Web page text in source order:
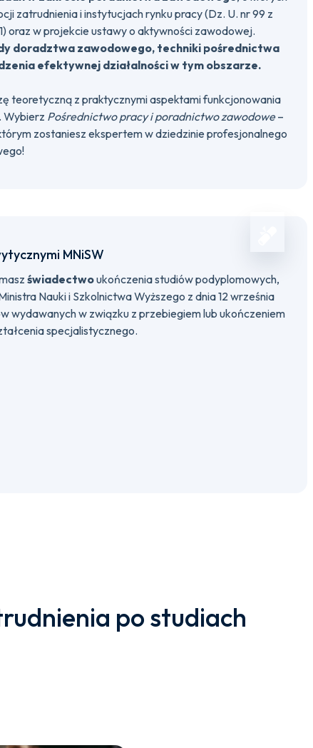
zatrudnienia i instytucjach rynku pracy (Dz. U. nr 99 z
oraz w projekcie ustawy o aktywności zawodowej.
doradztwa zawodowego, techniki pośrednictwa
efektywnej działalności w tym obszarze.
teoretyczną z praktycznymi aspektami funkcjonowania
Wybierz Pośrednictwo pracy i poradnictwo zawodowe–
zostaniesz ekspertem w dziedzinie profesjonalnego
MNiSW
świadectwoukończenia studiów podyplomowych,
Nauki i Szkolnictwa Wyższego z dnia 12 września
wydawanych w związku z przebiegiem lub ukończeniem
specjalistycznego.
po studiach